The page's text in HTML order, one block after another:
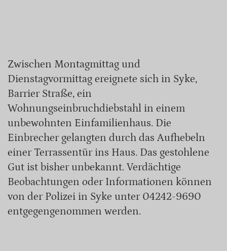
Zwischen Montagmittag und
Dienstagvormittag ereignete sich in Syke,
Barrier Straße, ein
Wohnungseinbruchdiebstahl in einem
unbewohnten Einfamilienhaus. Die
Einbrecher gelangten durch das Aufhebeln
einer Terrassentür ins Haus. Das gestohlene
Gut ist bisher unbekannt. Verdächtige
Beobachtungen oder Informationen können
von der Polizei in Syke unter 04242-9690
entgegengenommen werden.